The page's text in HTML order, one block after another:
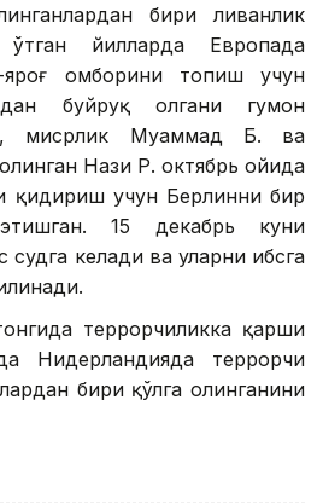
бири ливанлик
йилларда Европада
яроғ омборини топиш учун
буйруқ олгани гумон
мисрлик Муҳаммад Б. ва
Назиҳ Р. октябрь ойида
учун Берлинни бир
15 декабрь куни
судга келади ва уларни ҳибсга
террорчиликка қарши
Нидерландияда террорчи
бири қўлга олинганини